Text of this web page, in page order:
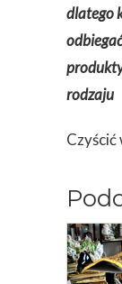
dlatego
rodzaju